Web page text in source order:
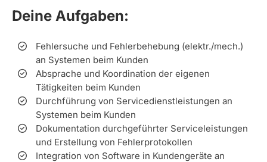
Deine Aufgaben:
Fehlersuche und Fehlerbehebung (elektr./mech.)
an Systemen beim Kunden
Absprache und Koordination der eigenen
Tätigkeiten beim Kunden
Durchführung von Servicedienstleistungen an
Systemen beim Kunden
Dokumentation durchgeführter Serviceleistungen
und Erstellung von Fehlerprotokollen
Integration von Software in Kundengeräte an